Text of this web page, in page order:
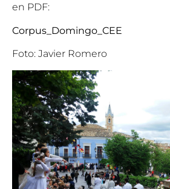
en PDF:
Corpus_Domingo_CEE
Foto: Javier Romero